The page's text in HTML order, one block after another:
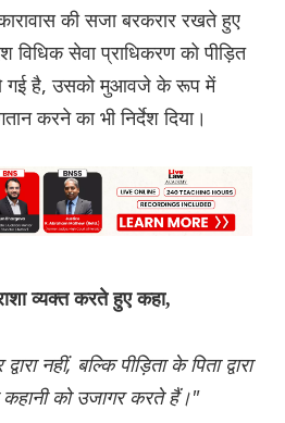
की सजा बरकरार रखते हुए
विधिक सेवा प्राधिकरण को पीड़ित
गई है, उसको मुआवजे के रूप में
करने का भी निर्देश दिया।
व्यक्त करते हुए कहा,
नहीं, बल्कि पीड़िता के पिता द्वारा
कहानी को उजागर करते हैं।"